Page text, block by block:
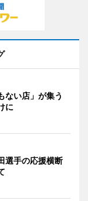
ない店」が集う
に
選手の応援横断